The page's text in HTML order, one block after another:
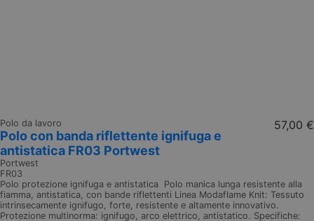
Polo da lavoro
Polo con banda riflettente ignifuga e
antistatica FR03 Portwest
Portwest
FR03
57,00 €
Polo protezione ignifuga e antistatica Polo manica lunga resistente alla
fiamma, antistatica, con bande riflettenti Linea Modaflame Knit: Tessuto
intrinsecamente ignifugo, forte, resistente e altamente innovativo.
Protezione multinorma: ignifugo, arco elettrico, antistatico. Specifiche: